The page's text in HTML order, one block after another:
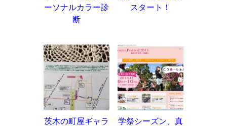
ーソナルカラー診
断
スタート！
茨木の町屋ギャラ
学祭シーズン、真